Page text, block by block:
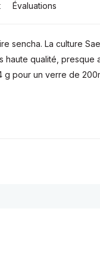
Évaluations
sencha. La culture
qualité, presque
pour un verre de